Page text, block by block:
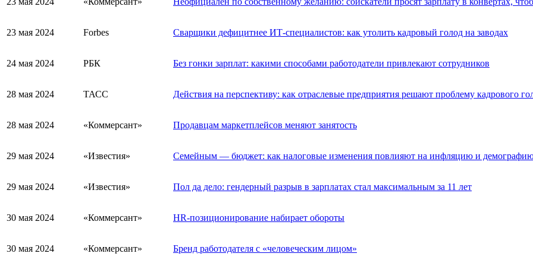
23 мая 2024 Forbes Сварщики дефицитнее ИТ-специалистов: как утолить кадровый голод на заводах
24 мая 2024 РБК Без гонки зарплат: какими способами работодатели привлекают сотрудников
28 мая 2024 ТАСС Действия на перспективу: как отраслевые предприятия решают проблему кадрового
28 мая 2024 «Коммерсант» Продавцам маркетплейсов меняют занятость
29 мая 2024 «Известия» Семейным — бюджет: как налоговые изменения повлияют на инфляцию и
29 мая 2024 «Известия» Пол да дело: гендерный разрыв в зарплатах стал максимальным за 11 лет
30 мая 2024 «Коммерсант» HR-позиционирование набирает обороты
30 мая 2024 «Коммерсант» Бренд работодателя с «человеческим лицом»